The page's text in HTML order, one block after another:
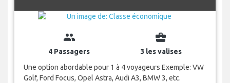
group
4 Passagers
business_center
3 les valises
Une option abordable pour 1 à 4 voyageurs Exemple: VW
Golf, Ford Focus, Opel Astra, Audi A3, BMW 3, etc.